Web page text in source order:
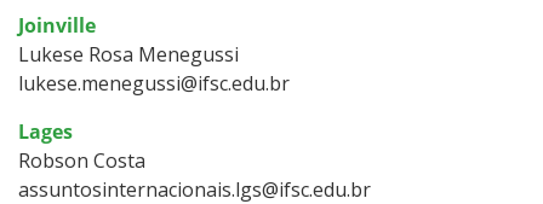
Joinville
Lukese Rosa Menegussi
lukese.menegussi@ifsc.edu.br
Lages
Robson Costa
assuntosinternacionais.lgs@ifsc.edu.br